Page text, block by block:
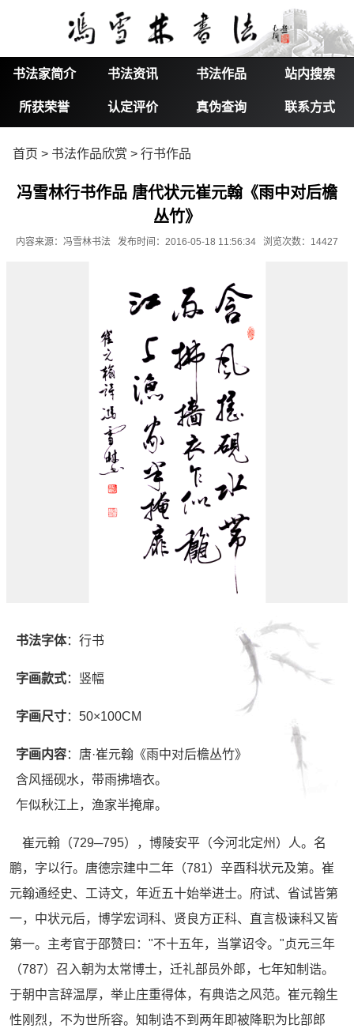
书法家简介 书法资讯 书法作品 站内搜索
所获荣誉 认定评价 真伪查询 联系方式
首页 > 书法作品欣赏 > 行书作品
冯雪林行书作品 唐代状元崔元翰《雨中对后檐
丛竹》
内容来源：冯雪林书法 发布时间：2016-05-18 11:56:34 浏览次数：14427
书法字体：行书
字画款式：竖幅
字画尺寸：50×100CM
字画内容：唐·崔元翰《雨中对后檐丛竹》
含风摇砚水，带雨拂墙衣。
乍似秋江上，渔家半掩扉。
崔元翰（729─795），博陵安平（今河北定州）人。名
鹏，字以行。唐德宗建中二年（781）辛酉科状元及第。崔
元翰通经史、工诗文，年近五十始举进士。府试、省试皆第
一，中状元后，博学宏词科、贤良方正科、直言极谏科又皆
第一。主考官于邵赞曰："不十五年，当掌诏令。"贞元三年
（787）召入朝为太常博士，迁礼部员外郎，七年知制诰。
于朝中言辞温厚，举止庄重得体，有典诰之风范。崔元翰生
性刚烈，不为世所容。知制诰不到两年即被降职为比部郎